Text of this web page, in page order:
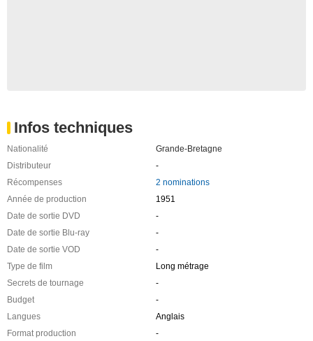
Infos techniques
Nationalité
Grande-Bretagne
Distributeur
-
Récompenses
2 nominations
Année de production
1951
Date de sortie DVD
-
Date de sortie Blu-ray
-
Date de sortie VOD
-
Type de film
Long métrage
Secrets de tournage
-
Budget
-
Langues
Anglais
Format production
-